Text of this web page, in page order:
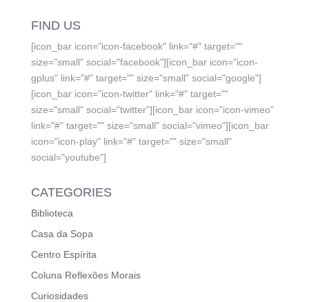
FIND US
[icon_bar icon="icon-facebook" link="#" target=""
size="small" social="facebook"][icon_bar icon="icon-
gplus" link="#" target="" size="small" social="google"]
[icon_bar icon="icon-twitter" link="#" target=""
size="small" social="twitter"][icon_bar icon="icon-vimeo"
link="#" target="" size="small" social="vimeo"][icon_bar
icon="icon-play" link="#" target="" size="small"
social="youtube"]
CATEGORIES
Biblioteca
Casa da Sopa
Centro Espírita
Coluna Reflexões Morais
Curiosidades